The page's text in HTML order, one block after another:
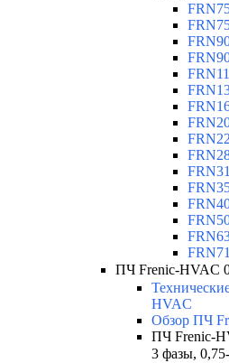
ПЧ Frenic-HVAC
HVAC
Обзор ПЧ
ПЧ Frenic-
3 фазы,